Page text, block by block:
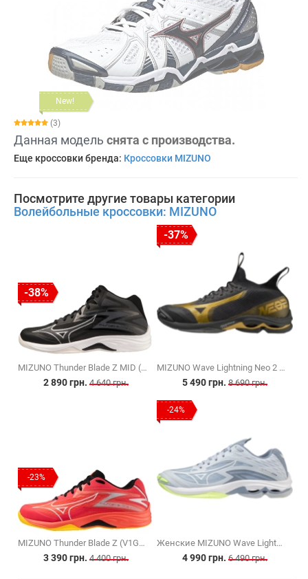
New!
(3)
Данная модель снята с производства.
Еще кроссовки бренда: Кроссовки MIZUNO
Посмотрите другие товары категории
Волейбольные кроссовки: MIZUNO
-38%
MIZUNO Thunder Blade Z MID (V1GA237552)
2 890 грн. 4 640 грн.
-37%
MIZUNO Wave Lightning Neo 2 (V1GA220241)
5 490 грн. 8 690 грн.
-23%
MIZUNO Thunder Blade Z (V1GA237002)
3 390 грн. 4 400 грн.
-24%
Женские MIZUNO Wave Lightning Z7 (V1GC220002)
4 990 грн. 6 490 грн.